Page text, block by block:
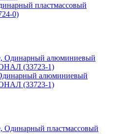
пластмассовый
0)
алюминиевый
(33723-1)